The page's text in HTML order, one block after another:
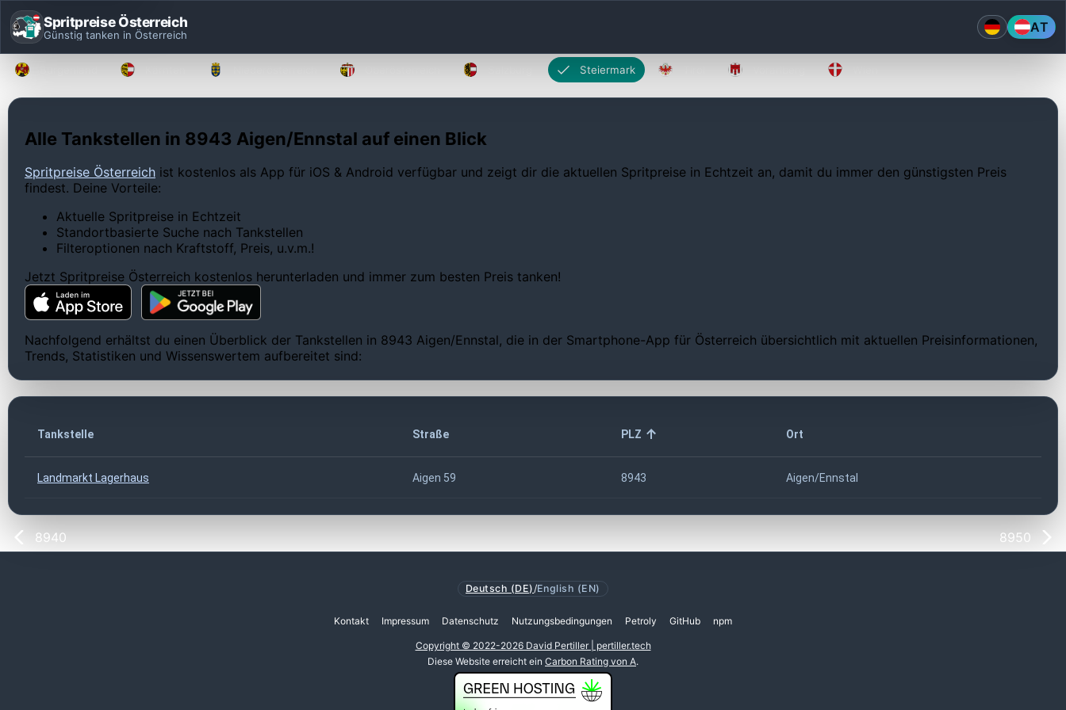
Spritpreise Österreich
Günstig tanken in Österreich AT
Steiermark
Alle Tankstellen in 8943 Aigen/Ennstal auf einen Blick
Spritpreise Österreich ist kostenlos als App für iOS & Android verfügbar und zeigt dir die aktuellen Spritpreise in Echtzeit an, damit du immer den günstigsten Preis
findest. Deine Vorteile:
Aktuelle Spritpreise in Echtzeit
Standortbasierte Suche nach Tankstellen
Filteroptionen nach Kraftstoff, Preis, u.v.m.!
Jetzt Spritpreise Österreich kostenlos herunterladen und immer zum besten Preis tanken!
Nachfolgend erhältst du einen Überblick der Tankstellen in 8943 Aigen/Ennstal, die in der Smartphone-App für Österreich übersichtlich mit aktuellen Preisinformationen,
Trends, Statistiken und Wissenswertem aufbereitet sind:
Tankstelle Straße PLZ Ort
Landmarkt Lagerhaus Aigen 59 8943 Aigen/Ennstal
8940 8950
Deutsch (DE) /English (EN)
Kontakt Impressum Datenschutz Nutzungsbedingungen Petroly GitHub npm
Copyright © 2022-2026 David Pertiller | pertiller.tech
Diese Website erreicht ein Carbon Rating von A.